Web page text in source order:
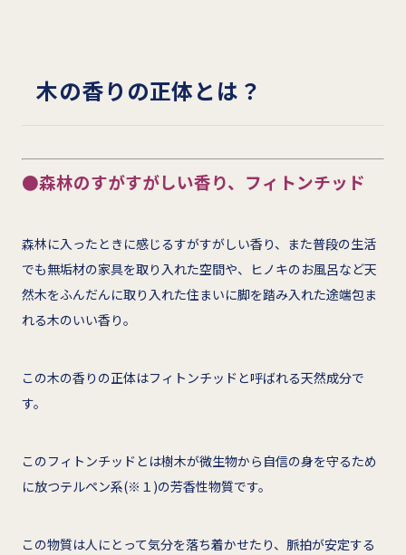
木の香りの正体とは？
●森林のすがすがしい香り、フィトンチッド
森林に入ったときに感じるすがすがしい香り、また普段の生活
でも無垢材の家具を取り入れた空間や、ヒノキのお風呂など天
然木をふんだんに取り入れた住まいに脚を踏み入れた途端包ま
れる木のいい香り。
この木の香りの正体はフィトンチッドと呼ばれる天然成分で
す。
このフィトンチッドとは樹木が微生物から自信の身を守るため
に放つテルペン系(※１)の芳香性物質です。
この物質は人にとって気分を落ち着かせたり、脈拍が安定する